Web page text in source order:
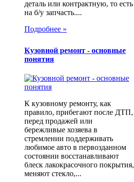
деталь или контрактную, то есть
на б/у запчасть....
Подробнее »
Кузовной ремонт - основные
понятия
К кузовному ремонту, как
правило, прибегают после ДТП,
перед продажей или
бережливые хозяева в
стремлении поддерживать
любимое авто в первозданном
состоянии восстанавливают
блеск лакокрасочного покрытия,
меняют стекло,...